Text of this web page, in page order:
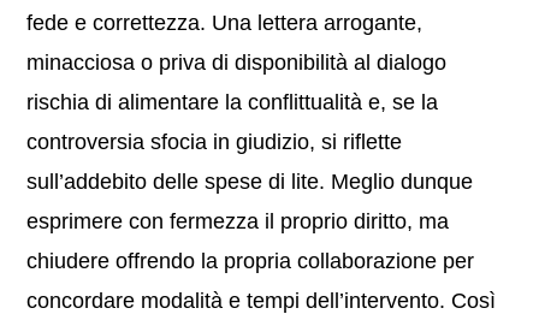
fede e correttezza. Una lettera arrogante,
minacciosa o priva di disponibilità al dialogo
rischia di alimentare la conflittualità e, se la
controversia sfocia in giudizio, si riflette
sull’addebito delle spese di lite. Meglio dunque
esprimere con fermezza il proprio diritto, ma
chiudere offrendo la propria collaborazione per
concordare modalità e tempi dell’intervento. Così